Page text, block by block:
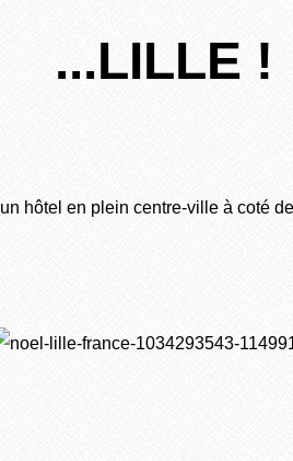
...LILLE !
un hôtel en plein centre-ville à coté